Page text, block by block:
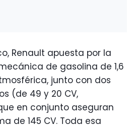
Renault apuesta por la
de gasolina de 1,6
junto con dos
(de 49 y 20 CV,
en conjunto aseguran
de 145 CV. Toda esa